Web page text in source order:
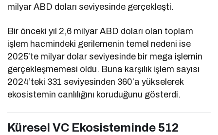
milyar ABD doları seviyesinde gerçekleşti.
Bir önceki yıl 2,6 milyar ABD doları olan toplam
işlem hacmindeki gerilemenin temel nedeni ise
2025’te milyar dolar seviyesinde bir mega işlemin
gerçekleşmemesi oldu. Buna karşılık işlem sayısı
2024’teki 331 seviyesinden 360’a yükselerek
ekosistemin canlılığını koruduğunu gösterdi.
Küresel VC Ekosisteminde 512